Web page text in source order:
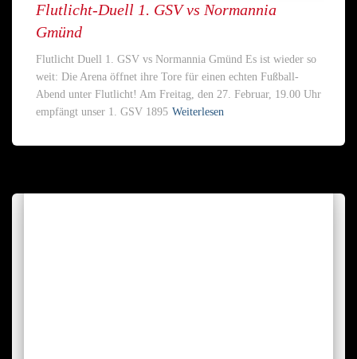
Flutlicht-Duell 1. GSV vs Normannia
Gmünd
Flutlicht Duell 1. GSV vs Normannia Gmünd Es ist wieder so
weit: Die Arena öffnet ihre Tore für einen echten Fußball-
Abend unter Flutlicht! Am Freitag, den 27. Februar, 19.00 Uhr
empfängt unser 1. GSV 1895 Weiterlesen